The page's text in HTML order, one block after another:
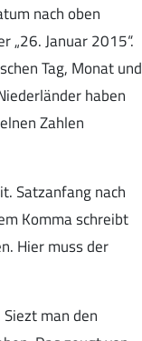
nach oben
„26. Januar 2015“.
Tag, Monat und
haben
Zahlen
Satzanfang nach
Komma schreibt
Hier muss der
man den